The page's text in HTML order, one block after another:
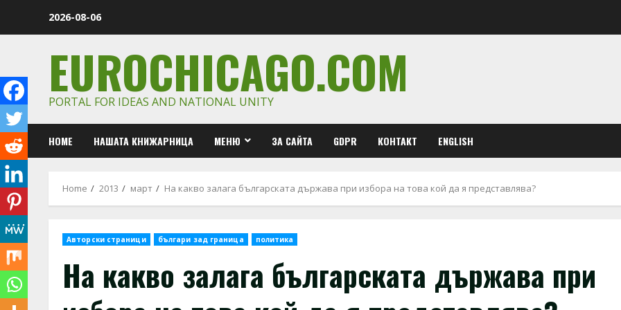
2026-08-06
EUROCHICAGO.COM
PORTAL FOR IDEAS AND NATIONAL UNITY
HOME НАШАТА КНИЖАРНИЦА МЕНЮ ЗА САЙТА GDPR КОНТАКТ ENGLISH
Home 2013 март На какво залага българската държава при избора на това кой да я представлява?
Авторски страници българи зад граница политика
На какво залага българската държава при